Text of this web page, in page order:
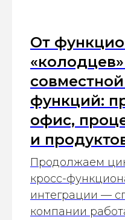
От
функций:
офис,
и
Продолжаем
кросс-
интеграции —
компании